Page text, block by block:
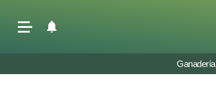
Ganadería